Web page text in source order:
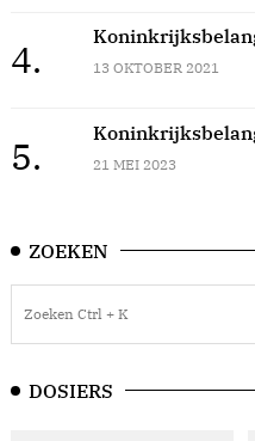
4. 13 OKTOBER 2021
5. 21 MEI 2023
ZOEKEN
DOSIERS